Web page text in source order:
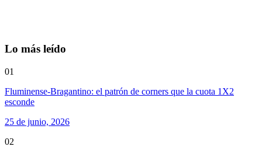
Lo más leído
01
Fluminense-Bragantino: el patrón de corners que la cuota 1X2
esconde
25 de junio, 2026
02